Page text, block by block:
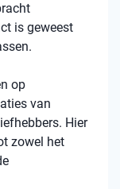
is geweest
op
van
Hier
zowel het